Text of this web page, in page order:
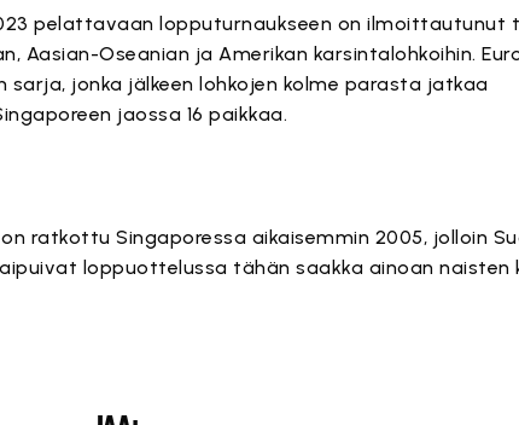
pelattavaan lopputurnaukseen on
Aasian-Oseanian ja Amerikan karsintalohkoihin.
sarja, jonka jälkeen lohkojen kolme parasta jatkaa
jaossa 16 paikkaa.
ratkottu Singaporessa aikaisemmin 2005, jolloin
loppuottelussa tähän saakka ainoan naisten